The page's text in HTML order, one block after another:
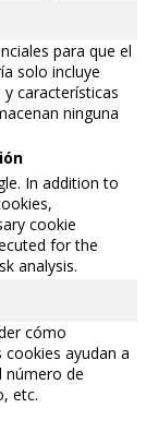
para que el
solo incluye
características
ninguna
In addition to
cookie
for the
analysis.
cómo
ayudan a
número de
etc.